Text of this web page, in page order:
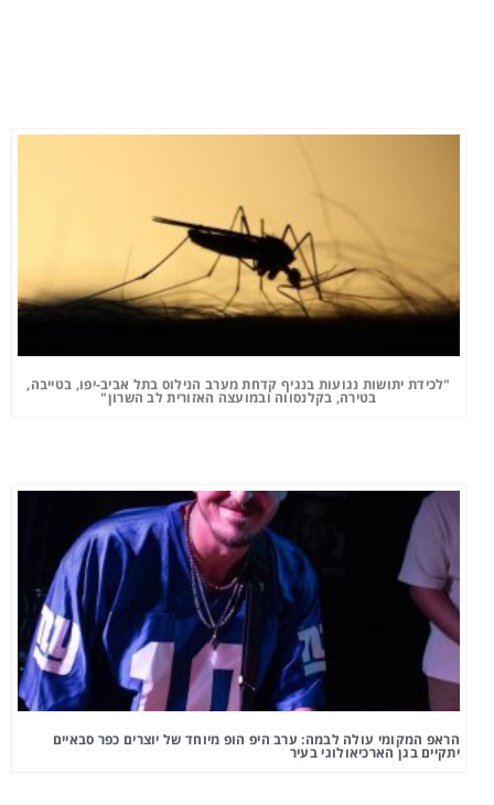
"לכידת יתושות נגועות בנגיף קדחת מערב הנילוס בתל אביב-יפו, בטייבה,
בטירה, בקלנסווה ובמועצה האזורית לב השרון"
הראפ המקומי עולה לבמה: ערב היפ הופ מיוחד של יוצרים כפר סבאיים
יתקיים בגן הארכיאולוגי בעיר